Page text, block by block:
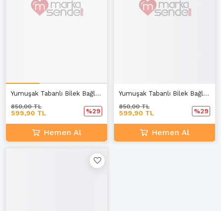
Yumuşak Tabanlı Bilek Bağlamalı Sandalet
599,90 TL
850,00 TL
%29
Hemen Al
Yumuşak Tabanlı Bilek Bağlamalı Siyah Sandalet D-3
599,90 TL
850,00 TL
%29
Hemen Al